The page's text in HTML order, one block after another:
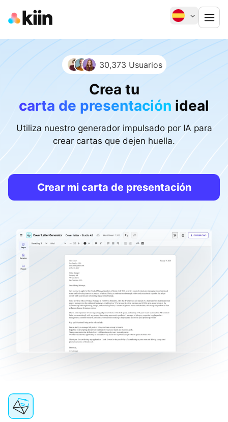
30,373 Usuarios
Crea tu
carta de presentación ideal
Utiliza nuestro generador impulsado por IA para
crear cartas que dejen huella.
Crear mi carta de presentación